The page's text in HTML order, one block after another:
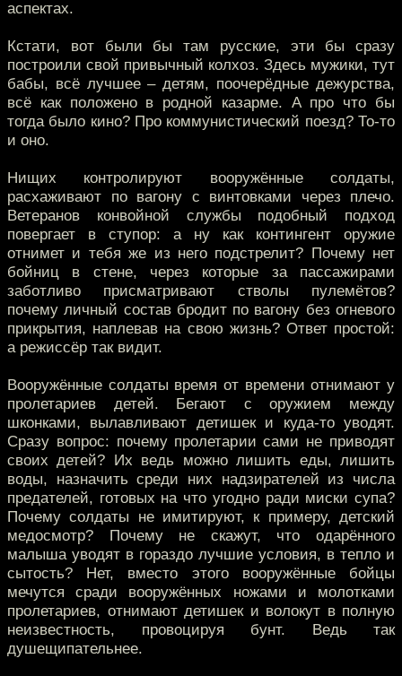
аспектах.
Кстати, вот были бы там русские, эти бы сразу
построили свой привычный колхоз. Здесь мужики, тут
бабы, всё лучшее – детям, поочерёдные дежурства,
всё как положено в родной казарме. А про что бы
тогда было кино? Про коммунистический поезд? То-то
и оно.
Нищих контролируют вооружённые солдаты,
расхаживают по вагону с винтовками через плечо.
Ветеранов конвойной службы подобный подход
повергает в ступор: а ну как контингент оружие
отнимет и тебя же из него подстрелит? Почему нет
бойниц в стене, через которые за пассажирами
заботливо присматривают стволы пулемётов?
почему личный состав бродит по вагону без огневого
прикрытия, наплевав на свою жизнь? Ответ простой:
а режиссёр так видит.
Вооружённые солдаты время от времени отнимают у
пролетариев детей. Бегают с оружием между
шконками, вылавливают детишек и куда-то уводят.
Сразу вопрос: почему пролетарии сами не приводят
своих детей? Их ведь можно лишить еды, лишить
воды, назначить среди них надзирателей из числа
предателей, готовых на что угодно ради миски супа?
Почему солдаты не имитируют, к примеру, детский
медосмотр? Почему не скажут, что одарённого
малыша уводят в гораздо лучшие условия, в тепло и
сытость? Нет, вместо этого вооружённые бойцы
мечутся сради вооружённых ножами и молотками
пролетариев, отнимают детишек и волокут в полную
неизвестность, провоцируя бунт. Ведь так
душещипательнее.